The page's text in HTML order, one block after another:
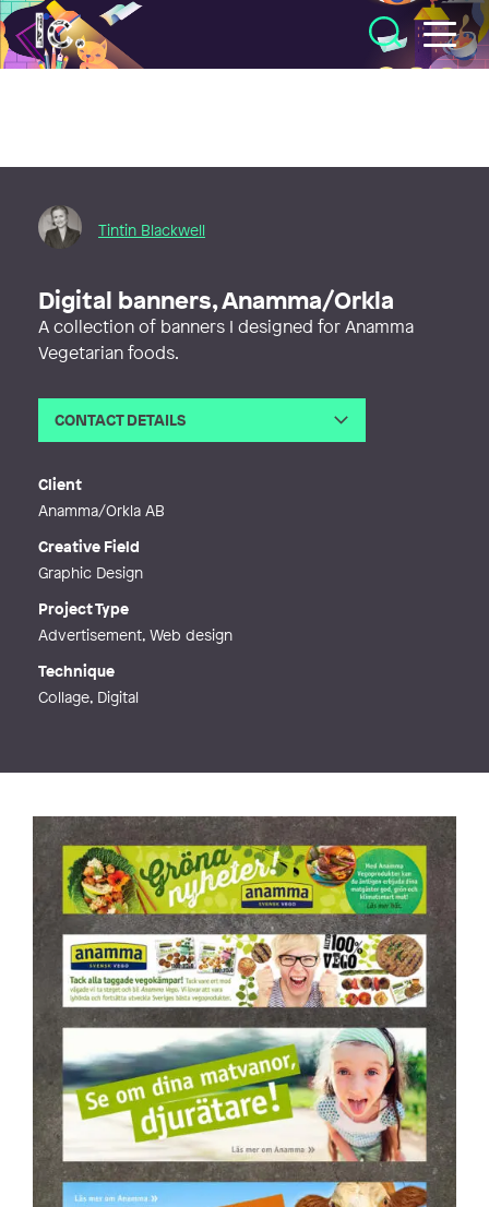
Illustratörcentrum
Tintin Blackwell
Digital banners, Anamma/Orkla
A collection of banners I designed for Anamma
Vegetarian foods.
CONTACT DETAILS
Client
Anamma/Orkla AB
Creative Field
Graphic Design
Project Type
Advertisement, Web design
Technique
Collage, Digital